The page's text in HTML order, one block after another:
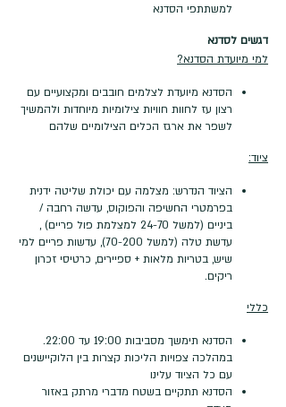
למשתתפי הסדנא
דגשים לסדנא
למי מיועדת הסדנא?
הסדנא מיועדת לצלמים חובבים ומקצועיים עם
רצון עז לחוות חוויות צילומיות מיוחדות ולהמשיך
לשפר את ארגז הכלים הצילומיים שלהם
ציוד:
הציוד הנדרש: מצלמה עם יכולת שליטה ידנית
בפרמטרי החשיפה והפוקוס, עדשה רחבה /
ביניים (למשל 24-70 למצלמת פול פריים) ,
עדשת טלה (למשל 70-200), עדשות פריים למי
שיש, בטריות מלאות + ספיירים, כרטיסי זכרון
ריקים.
כללי
הסדנא תימשך מסביבות 19:00 עד 22:00.
במהלכה צפויות הליכות קצרות בין הלוקיישנים
עם כל הציוד עלינו
הסדנא תתקיים בשטח מדברי מרתק באזור